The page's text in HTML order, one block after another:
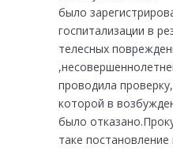
было
госпитализации в
телесных
проводила
которой в
было
таке постановление